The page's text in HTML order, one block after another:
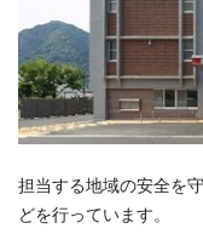
担当する地域の安全を
どを行っています。